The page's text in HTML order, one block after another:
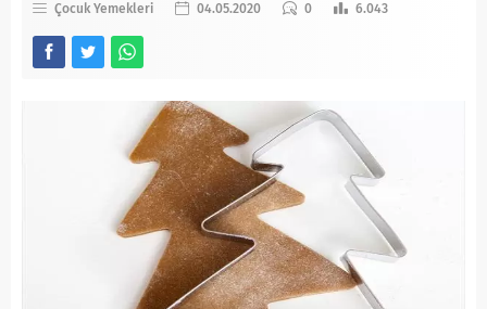
Çocuk Yemekleri 04.05.2020 0 6.043